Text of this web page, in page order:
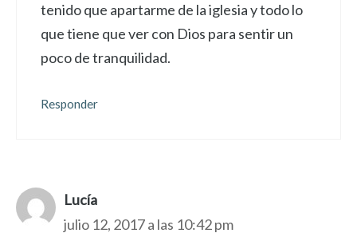
tenido que apartarme de la iglesia y todo lo
que tiene que ver con Dios para sentir un
poco de tranquilidad.
Responder
Lucía
julio 12, 2017 a las 10:42 pm